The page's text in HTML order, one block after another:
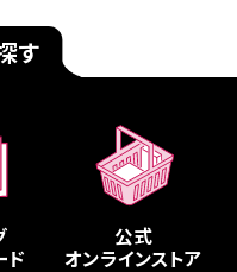
す
ド
公式
オンラインストア